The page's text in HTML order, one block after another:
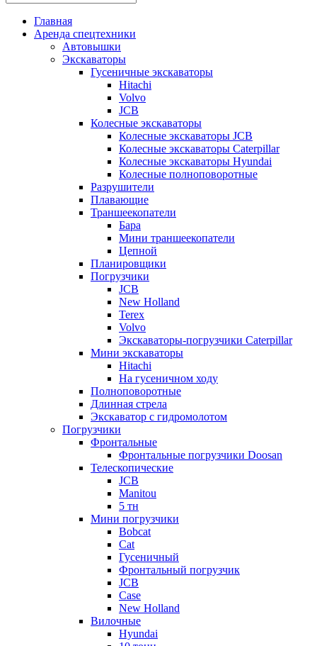
Главная
Аренда спецтехники
Автовышки
Экскаваторы
Гусеничные экскаваторы
Hitachi
Volvo
JCB
Колесные экскаваторы
Колесные экскаваторы JCB
Колесные экскаваторы Caterpillar
Колесные экскаваторы Hyundai
Колесные полноповоротные
Разрушители
Плавающие
Траншеекопатели
Бара
Мини траншеекопатели
Цепной
Планировщики
Погрузчики
JCB
New Holland
Terex
Volvo
Экскаваторы-погрузчики Caterpillar
Мини экскаваторы
Hitachi
На гусеничном ходу
Полноповоротные
Длинная стрела
Экскаватор с гидромолотом
Погрузчики
Фронтальные
Фронтальные погрузчики Doosan
Телескопические
JCB
Manitou
5 тн
Мини погрузчики
Bobcat
Cat
Гусеничный
Фронтальный погрузчик
JCB
Case
New Holland
Вилочные
Hyundai